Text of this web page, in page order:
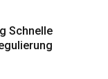
Schnelle